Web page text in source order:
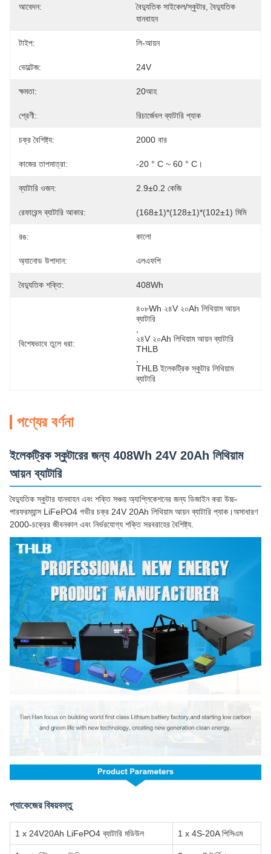
আবেদন:
বৈদ্যুতিক সাইকেল/স্কুটার, বৈদ্যুতিক
যানবাহন
টাইপ: লি-আয়ন
ভোল্টেজ: 24V
ক্ষমতা: 20আহ
শ্রেণী: রিচার্জেবল ব্যাটারি প্যাক
চক্র বৈশিষ্ট্য: 2000 বার
কাজের তাপমাত্রা: -20 ° C ~ 60 ° C।
ব্যাটারি ওজন: 2.9±0.2 কেজি
রেফারেন্স ব্যাটারি আকার: (168±1)*(128±1)*(102±1) মিমি
রঙ: কালো
অ্যানোড উপাদান: এলএফপি
বৈদ্যুতিক শক্তি: 408Wh
বিশেষভাবে তুলে ধরা:
৪০৮Wh ২৪V ২০Ah লিথিয়াম আয়ন
ব্যাটারি
২৪V ২০Ah লিথিয়াম আয়ন ব্যাটারি
THLB
THLB ইলেকট্রিক স্কুটার লিথিয়াম
ব্যাটারি
পণ্যের বর্ণনা
ইলেকট্রিক স্কুটারের জন্য 408Wh 24V 20Ah লিথিয়াম
আয়ন ব্যাটারি
বৈদ্যুতিক স্কুটার যানবাহন এবং শক্তি সঞ্চয় অ্যাপ্লিকেশনের জন্য ডিজাইন করা উচ্চ-
পারফরম্যান্স LiFePO4 গভীর চক্র 24V 20Ah লিথিয়াম আয়ন ব্যাটারি প্যাক।অসাধারণ
2000-চক্রের জীবনকাল এবং নির্ভরযোগ্য শক্তি সরবরাহের বৈশিষ্ট্য.
প্যাকেজের বিষয়বস্তু
1 x 24V20Ah LiFePO4 ব্যাটারি মডিউল 1 x 4S-20A পিসিএম